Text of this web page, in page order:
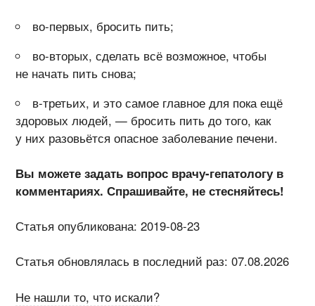
во-первых, бросить пить;
во-вторых, сделать всё возможное, чтобы
не начать пить снова;
в-третьих, и это самое главное для пока ещё
здоровых людей, — бросить пить до того, как
у них разовьётся опасное заболевание печени.
Вы можете задать вопрос врачу-гепатологу в
комментариях. Спрашивайте, не стесняйтесь!
Статья опубликована: 2019-08-23
Статья обновлялась в последний раз: 07.08.2026
Не нашли то, что искали?